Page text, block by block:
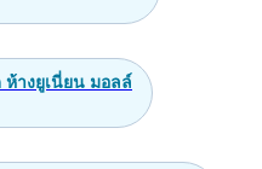
ห้างยูเนี่ยน มอลล์